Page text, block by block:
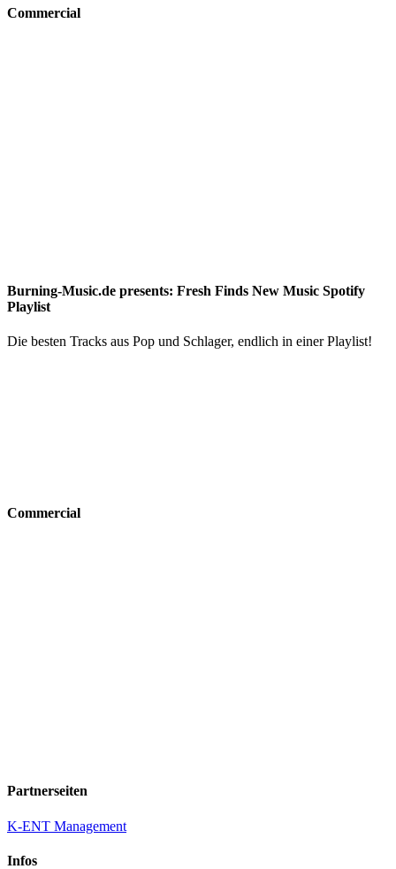
Commercial
Burning-Music.de presents: Fresh Finds New Music Spotify
Playlist
Die besten Tracks aus Pop und Schlager, endlich in einer Playlist!
Commercial
Partnerseiten
K-ENT Management
Infos